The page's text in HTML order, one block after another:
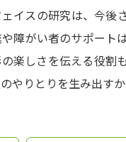
イスの研究は、今
障がい者のサポート
楽しさを伝える役割
やりとりを生み出すか